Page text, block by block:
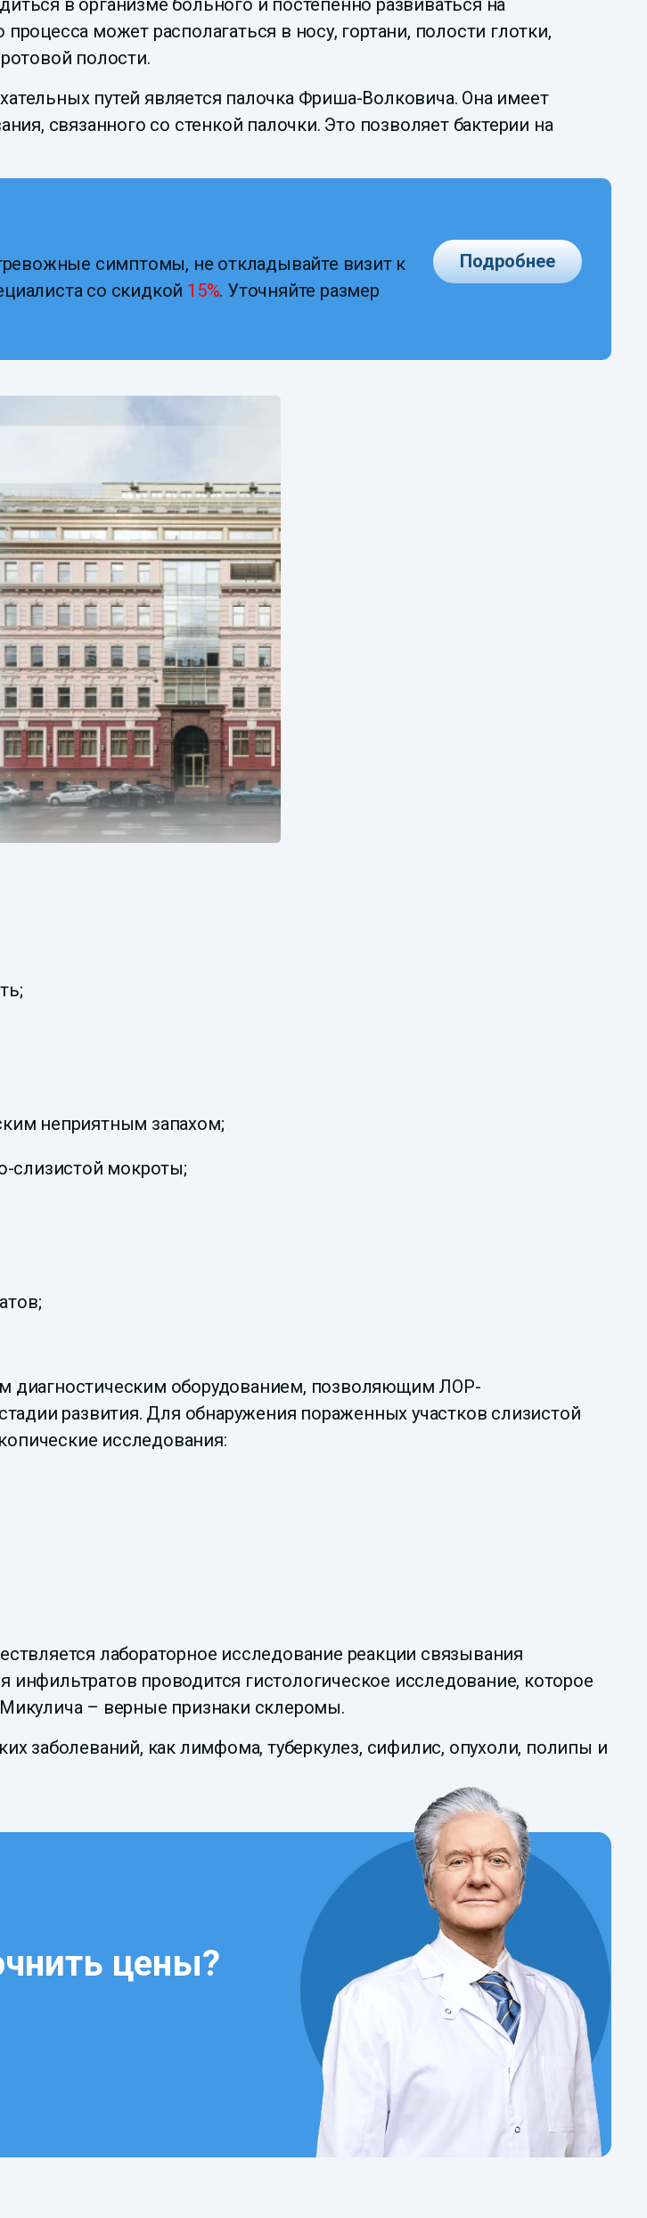
в организме больного и постепенно развиваться на
может располагаться в носу, гортани, полости глотки,
полости.
путей является палочка Фриша-Волковича. Она имеет
связанного со стенкой палочки. Это позволяет бактерии на
симптомы, не откладывайте визит к
со скидкой 15%. Уточняйте размер
Подробнее
неприятным запахом;
слизистой мокроты;
оборудованием, позволяющим ЛОР-
развития. Для обнаружения пораженных участков слизистой
исследования:
лабораторное исследование реакции связывания
проводится гистологическое исследование, которое
– верные признаки склеромы.
заболеваний, как лимфома, туберкулез, сифилис, опухоли, полипы и
цены?